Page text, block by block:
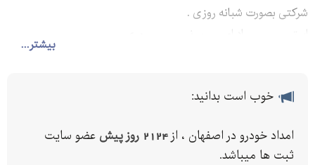
بیشتر...
شرکتی بصورت شبانه روزی .
خوب است بدانید:
امداد خودرو در اصفهان ، از 2124 روز پیش
عضو سایت
ثبت ها میباشد.